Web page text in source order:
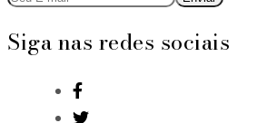
Siga nas redes sociais